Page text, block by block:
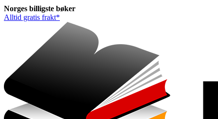
Norges billigste bøker
Alltid gratis frakt*